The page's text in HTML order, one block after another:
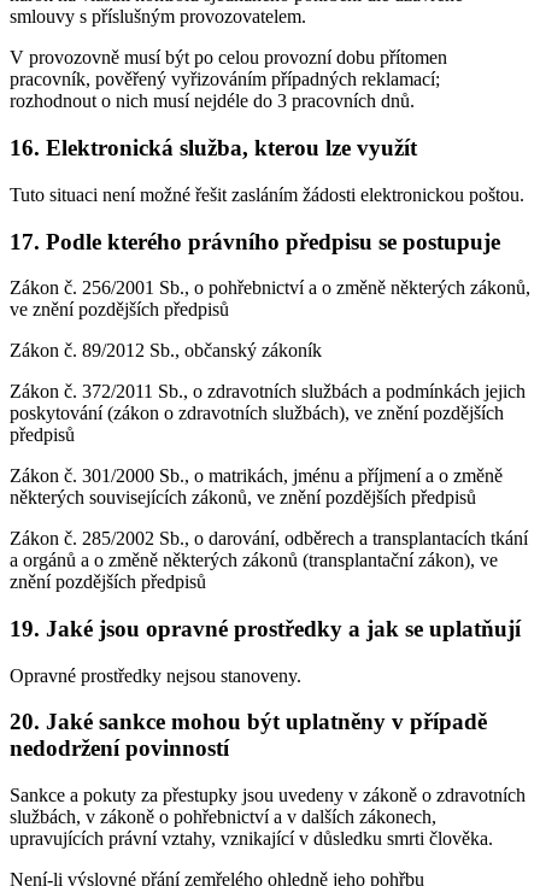
smlouvy s příslušným provozovatelem.
V provozovně musí být po celou provozní dobu přítomen
pracovník, pověřený vyřizováním případných reklamací;
rozhodnout o nich musí nejdéle do 3 pracovních dnů.
16. Elektronická služba, kterou lze využít
Tuto situaci není možné řešit zasláním žádosti elektronickou poštou.
17. Podle kterého právního předpisu se postupuje
Zákon č. 256/2001 Sb., o pohřebnictví a o změně některých zákonů,
ve znění pozdějších předpisů
Zákon č. 89/2012 Sb., občanský zákoník
Zákon č. 372/2011 Sb., o zdravotních službách a podmínkách jejich
poskytování (zákon o zdravotních službách), ve znění pozdějších
předpisů
Zákon č. 301/2000 Sb., o matrikách, jménu a příjmení a o změně
některých souvisejících zákonů, ve znění pozdějších předpisů
Zákon č. 285/2002 Sb., o darování, odběrech a transplantacích tkání
a orgánů a o změně některých zákonů (transplantační zákon), ve
znění pozdějších předpisů
19. Jaké jsou opravné prostředky a jak se uplatňují
Opravné prostředky nejsou stanoveny.
20. Jaké sankce mohou být uplatněny v případě
nedodržení povinností
Sankce a pokuty za přestupky jsou uvedeny v zákoně o zdravotních
službách, v zákoně o pohřebnictví a v dalších zákonech,
upravujících právní vztahy, vznikající v důsledku smrti člověka.
Není-li výslovné přání zemřelého ohledně jeho pohřbu